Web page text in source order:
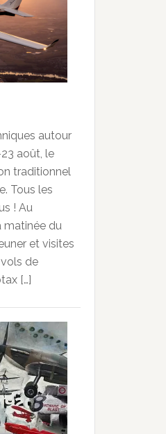
autour
août, le
traditionnel
Tous les
! Au
matinée du
et visites
de
[…]